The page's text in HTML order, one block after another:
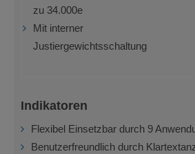
zu 34.000e
Mit interner
Justiergewichtsschaltung
Indikatoren
Flexibel Einsetzbar durch 9
Benutzerfreundlich durch